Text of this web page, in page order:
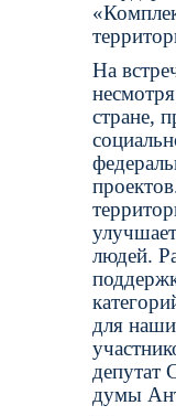
На
стране,
людей.
для
депутат
думы